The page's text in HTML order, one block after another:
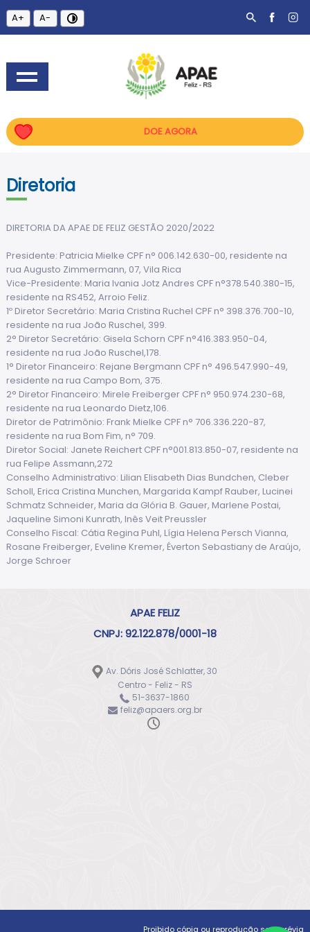
A+ A-
DOE AGORA
Diretoria
DIRETORIA DA APAE DE FELIZ GESTÃO 2020/2022
Presidente: Patricia Mielke CPF n° 006.142.630-00, residente na
rua Augusto Zimmermann, 07, Vila Rica
Vice-Presidente: Maria Ivania Jotz Andres CPF n°378.540.380-15,
residente na RS452, Arroio Feliz.
1º Diretor Secretário: Maria Cristina Ruchel CPF n° 398.376.700-10,
residente na rua João Ruschel, 399.
2° Diretor Secretário: Gisela Schorn CPF n°416.383.950-04,
residente na rua João Ruschel,178.
1° Diretor Financeiro: Rejane Bergmann CPF n° 496.547.990-49,
residente na rua Campo Bom, 375.
2° Diretor Financeiro: Mirele Freiberger CPF n° 950.974.230-68,
residente na rua Leonardo Dietz,106.
Diretor de Patrimônio: Frank Mielke CPF n° 706.336.220-87,
residente na rua Bom Fim, n° 709.
Diretor Social: Janete Reichert CPF n°001.813.850-07, residente na
rua Felipe Assmann,272
Conselho Administrativo: Lilian Elisabeth Dias Bundchen, Cleber
Scholl, Erica Cristina Munchen, Margarida Kampf Rauber, Lucinei
Schmatz Schneider, Maria da Glória B. Gauer, Marlene Postai,
Jaqueline Simoni Kunrath, Inês Veit Preussler
Conselho Fiscal: Cátia Regina Puhl, Lígia Helena Persch Vianna,
Rosane Freiberger, Eveline Kremer, Éverton Sebastiany de Araújo,
Jorge Schroer
APAE FELIZ
CNPJ: 92.122.878/0001-18
Av. Dóris José Schlatter, 30
Centro - Feliz - RS
51-3637-1860
feliz@apaers.org.br
Proibido cópia ou reprodução sem prévia